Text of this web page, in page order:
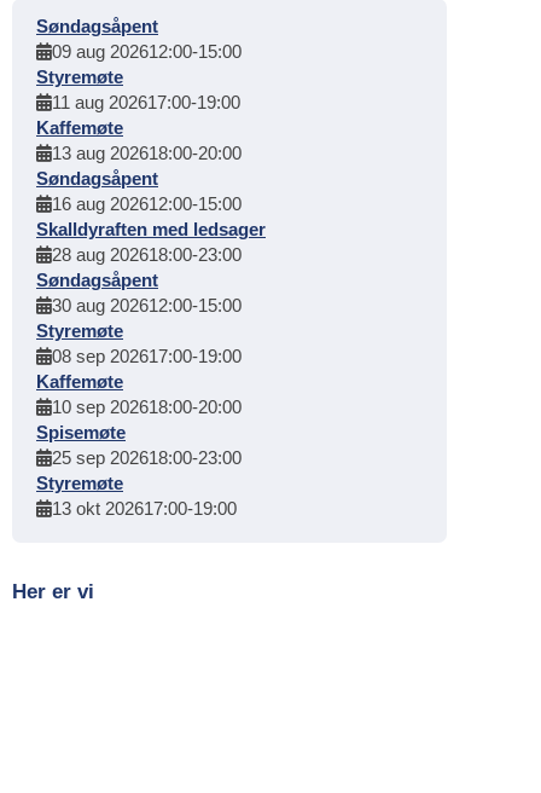
Søndagsåpent
09 aug 202612:00-15:00
Styremøte
11 aug 202617:00-19:00
Kaffemøte
13 aug 202618:00-20:00
Søndagsåpent
16 aug 202612:00-15:00
Skalldyraften med ledsager
28 aug 202618:00-23:00
Søndagsåpent
30 aug 202612:00-15:00
Styremøte
08 sep 202617:00-19:00
Kaffemøte
10 sep 202618:00-20:00
Spisemøte
25 sep 202618:00-23:00
Styremøte
13 okt 202617:00-19:00
Her er vi